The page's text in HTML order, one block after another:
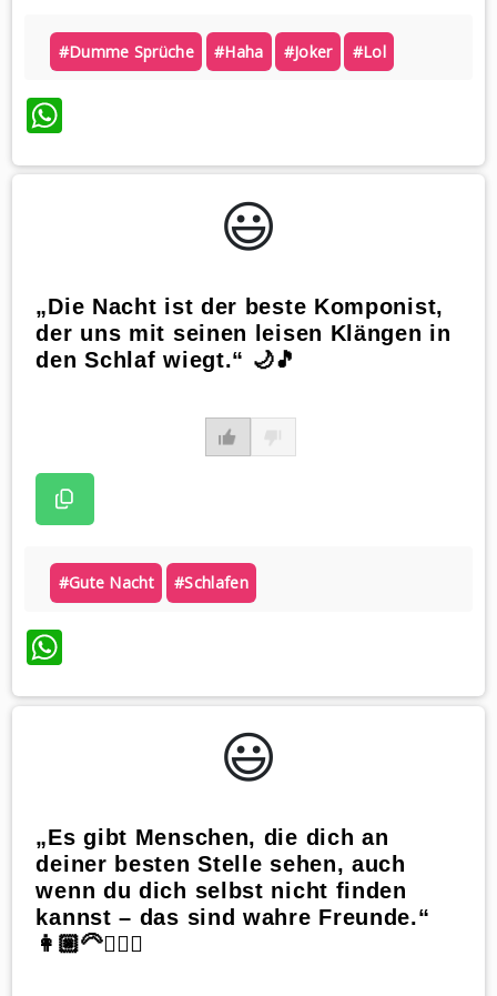
#dumme Sprüche #haha #joker #lol
WhatsApp
😃️
„Die Nacht ist der beste Komponist,
der uns mit seinen leisen Klängen in
den Schlaf wiegt.“ 🌙🎵
#gute Nacht #schlafen
WhatsApp
😃️
„Es gibt Menschen, die dich an
deiner besten Stelle sehen, auch
wenn du dich selbst nicht finden
kannst – das sind wahre Freunde.“
👩🏼‍🦳👱🏻‍♀️